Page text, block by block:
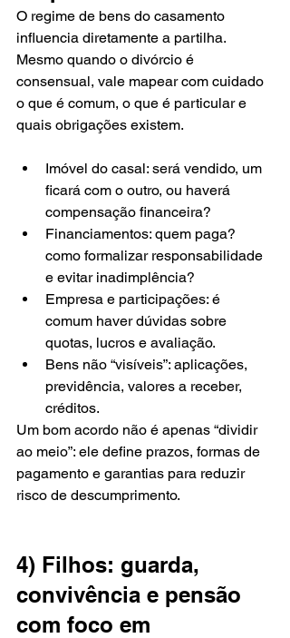
O regime de bens do casamento
influencia diretamente a partilha.
Mesmo quando o divórcio é
consensual, vale mapear com cuidado
o que é comum, o que é particular e
quais obrigações existem.
Imóvel do casal: será vendido, um
ficará com o outro, ou haverá
compensação financeira?
Financiamentos: quem paga?
como formalizar responsabilidade
e evitar inadimplência?
Empresa e participações: é
comum haver dúvidas sobre
quotas, lucros e avaliação.
Bens não “visíveis”: aplicações,
previdência, valores a receber,
créditos.
Um bom acordo não é apenas “dividir
ao meio”: ele define prazos, formas de
pagamento e garantias para reduzir
risco de descumprimento.
4) Filhos: guarda,
convivência e pensão
com foco em